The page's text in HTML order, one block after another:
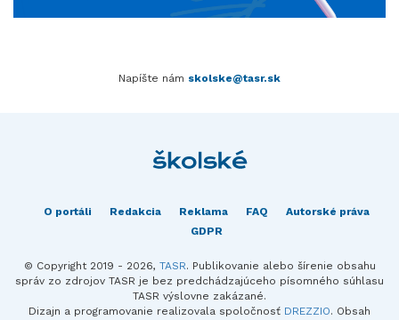
Napíšte nám skolske@tasr.sk
O portáli Redakcia Reklama FAQ
Autorské práva
GDPR
© Copyright 2019 - 2026, TASR. Publikovanie alebo šírenie obsahu
správ zo zdrojov TASR je bez predchádzajúceho písomného súhlasu
TASR výslovne zakázané.
Dizajn a programovanie realizovala spoločnosť DREZZIO. Obsah